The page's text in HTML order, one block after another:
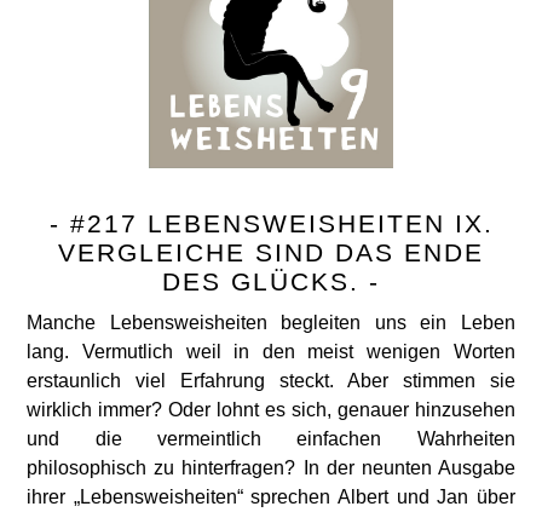
- #217 LEBENSWEISHEITEN IX.
VERGLEICHE SIND DAS ENDE
DES GLÜCKS. -
Manche Lebensweisheiten begleiten uns ein Leben
lang. Vermutlich weil in den meist wenigen Worten
erstaunlich viel Erfahrung steckt. Aber stimmen sie
wirklich immer? Oder lohnt es sich, genauer hinzusehen
und die vermeintlich einfachen Wahrheiten
philosophisch zu hinterfragen? In der neunten Ausgabe
ihrer „Lebensweisheiten“ sprechen Albert und Jan über